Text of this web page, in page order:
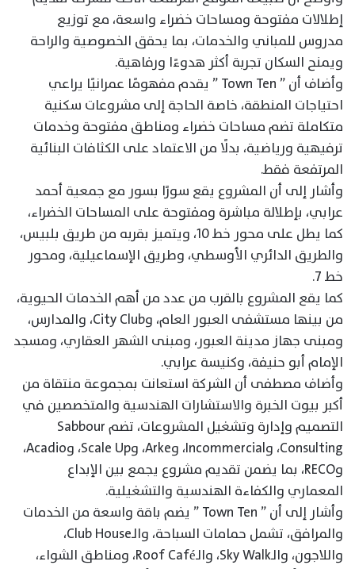
إطلالات مفتوحة ومساحات خضراء واسعة، مع توزيع
مدروس للمباني والخدمات، بما يحقق الخصوصية والراحة
ويمنح السكان تجربة أكثر هدوءًا ورفاهية.
وأضاف أن ” Town Ten ” يقدم مفهومًا عمرانيًا يراعي
احتياجات المنطقة، خاصة الحاجة إلى مشروعات سكنية
متكاملة تضم مساحات خضراء ومناطق مفتوحة وخدمات
ترفيهية ورياضية، بدلًا من الاعتماد على الكثافات البنائية
المرتفعة فقط.
وأشار إلى أن المشروع يقع سورًا بسور مع جمعية أحمد
عرابي، بإطلالة مباشرة ومفتوحة على المساحات الخضراء،
كما يطل على محور خط 10، ويتميز بقربه من طريق بلبيس،
والطريق الدائري الأوسطي، وطريق الإسماعيلية، ومحور
خط 7.
كما يقع المشروع بالقرب من عدد من أهم الخدمات الحيوية،
من بينها مستشفى العبور العام، وCity Club، والمدارس،
ومبنى جهاز مدينة العبور، ومبنى الشهر العقاري، ومسجد
الإمام أبو حنيفة، وكنيسة عرابي.
وأضاف مصطفى أن الشركة استعانت بمجموعة منتقاة من
أكبر بيوت الخبرة والاستشارات الهندسية والمتخصصين في
التصميم وإدارة وتشغيل المشروعات، تضم Sabbour
Consulting، وIncommercial، وArke، وScale Up، وAcadio،
وRECO، بما يضمن تقديم مشروع يجمع بين الإبداع
المعماري والكفاءة الهندسية والتشغيلية.
وأشار إلى أن ” Town Ten ” يضم باقة واسعة من الخدمات
والمرافق، تشمل حمامات السباحة، والـClub House،
واللاجون، والـSky Walk، والـRoof Café، ومناطق الشواء،